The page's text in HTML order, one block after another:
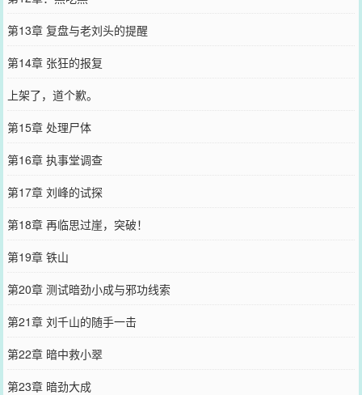
第13章 复盘与老刘头的提醒
第14章 张狂的报复
上架了，道个歉。
第15章 处理尸体
第16章 执事堂调查
第17章 刘峰的试探
第18章 再临思过崖，突破！
第19章 铁山
第20章 测试暗劲小成与邪功线索
第21章 刘千山的随手一击
第22章 暗中救小翠
第23章 暗劲大成